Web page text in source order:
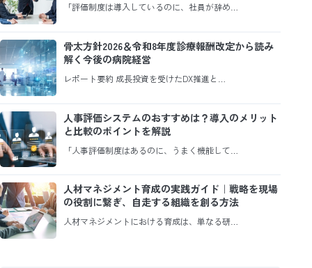
「評価制度は導入しているのに、社員が辞め…
骨太方針2026＆令和8年度診療報酬改定から読み
解く今後の病院経営
レポート要約 成長投資を受けたDX推進と…
人事評価システムのおすすめは？導入のメリット
と比較のポイントを解説
「人事評価制度はあるのに、うまく機能して…
人材マネジメント育成の実践ガイド｜戦略を現場
の役割に繋ぎ、自走する組織を創る方法
人材マネジメントにおける育成は、単なる研…